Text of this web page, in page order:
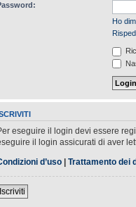
Ho
eseguire il login devi essere
il login assicurati di aver
d’uso | Trattamento dei
Iscriviti